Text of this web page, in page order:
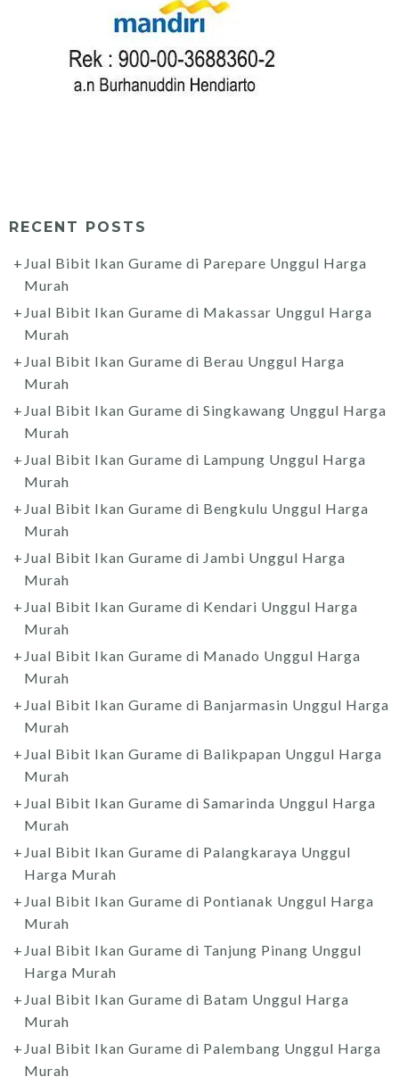
RECENT POSTS
Jual Bibit Ikan Gurame di Parepare Unggul Harga
Murah
Jual Bibit Ikan Gurame di Makassar Unggul Harga
Murah
Jual Bibit Ikan Gurame di Berau Unggul Harga
Murah
Jual Bibit Ikan Gurame di Singkawang Unggul Harga
Murah
Jual Bibit Ikan Gurame di Lampung Unggul Harga
Murah
Jual Bibit Ikan Gurame di Bengkulu Unggul Harga
Murah
Jual Bibit Ikan Gurame di Jambi Unggul Harga
Murah
Jual Bibit Ikan Gurame di Kendari Unggul Harga
Murah
Jual Bibit Ikan Gurame di Manado Unggul Harga
Murah
Jual Bibit Ikan Gurame di Banjarmasin Unggul Harga
Murah
Jual Bibit Ikan Gurame di Balikpapan Unggul Harga
Murah
Jual Bibit Ikan Gurame di Samarinda Unggul Harga
Murah
Jual Bibit Ikan Gurame di Palangkaraya Unggul
Harga Murah
Jual Bibit Ikan Gurame di Pontianak Unggul Harga
Murah
Jual Bibit Ikan Gurame di Tanjung Pinang Unggul
Harga Murah
Jual Bibit Ikan Gurame di Batam Unggul Harga
Murah
Jual Bibit Ikan Gurame di Palembang Unggul Harga
Murah